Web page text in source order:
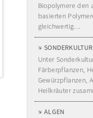
Biopolymere den
basierten
gleichwertig…
Unter
Färberpflanzen,
Gewürzpflanzen,
Heilkräuter
ALGEN